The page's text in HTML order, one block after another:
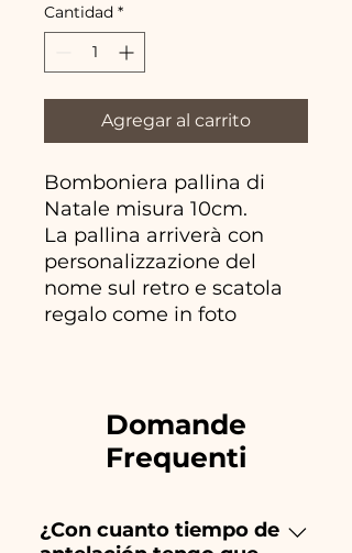
Cantidad *
Agregar al carrito
Bomboniera pallina di
Natale misura 10cm.
La pallina arriverà con
personalizzazione del
nome sul retro e scatola
regalo come in foto
Domande
Frequenti
¿Con cuanto tiempo de